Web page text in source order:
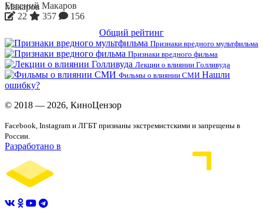
Евгений Макаров
22
357
156
Общий рейтинг
Признаки вредного мультфильма
Признаки вредного фильма
Лекции о влиянии Голливуда
Фильмы о влиянии СМИ Нашли
ошибку?
© 2018 — 2026, КиноЦензор
Facebook, Instagram и ЛГБТ признаны экстремистскими и запрещены в
России.
Разработано в